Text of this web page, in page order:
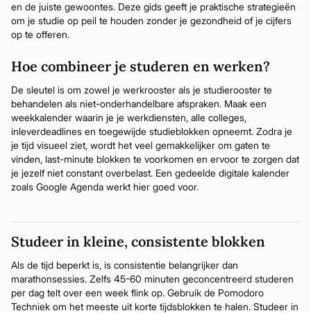
en de juiste gewoontes. Deze gids geeft je praktische strategieën
om je studie op peil te houden zonder je gezondheid of je cijfers
op te offeren.
Hoe combineer je studeren en werken?
De sleutel is om zowel je werkrooster als je studierooster te
behandelen als niet-onderhandelbare afspraken. Maak een
weekkalender waarin je je werkdiensten, alle colleges,
inleverdeadlines en toegewijde studieblokken opneemt. Zodra je
je tijd visueel ziet, wordt het veel gemakkelijker om gaten te
vinden, last-minute blokken te voorkomen en ervoor te zorgen dat
je jezelf niet constant overbelast. Een gedeelde digitale kalender
zoals Google Agenda werkt hier goed voor.
Studeer in kleine, consistente blokken
Als de tijd beperkt is, is consistentie belangrijker dan
marathonsessies. Zelfs 45-60 minuten geconcentreerd studeren
per dag telt over een week flink op. Gebruik de Pomodoro
Techniek om het meeste uit korte tijdsblokken te halen. Studeer in